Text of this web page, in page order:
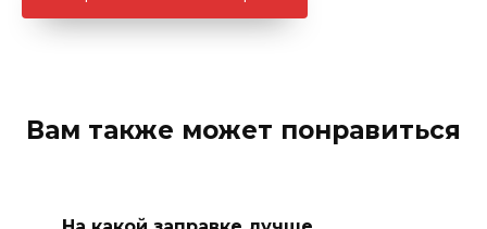
Вам также может понравиться